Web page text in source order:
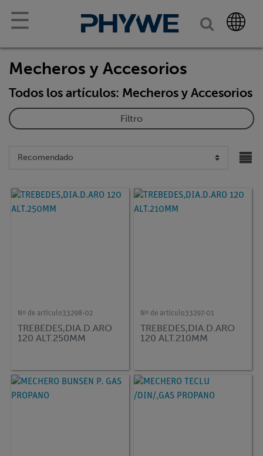
☰
Mecheros y Accesorios
Todos los artículos: Mecheros y Accesorios
Filtro
Nº de artículo33298-02
TREBEDES,DIA.D.ARO
120 ALT.250MM
Nº de artículo33297-01
TREBEDES,DIA.D.ARO
120 ALT.210MM